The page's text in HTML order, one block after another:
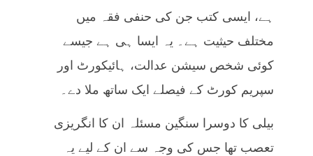
ہے، ایسی کتب جن کی حنفی فقہ میں
مختلف حیثیت ہے۔ یہ ایسا ہی ہے جیسے
کوئی شخص سیشن عدالت، ہائیکورٹ اور
سپریم کورٹ کے فیصلے ایک ساتھ ملا دے۔
بیلی کا دوسرا سنگین مسئلہ ان کا انگریزی
تعصب تھا جس کی وجہ سے ان کے لیے یہ